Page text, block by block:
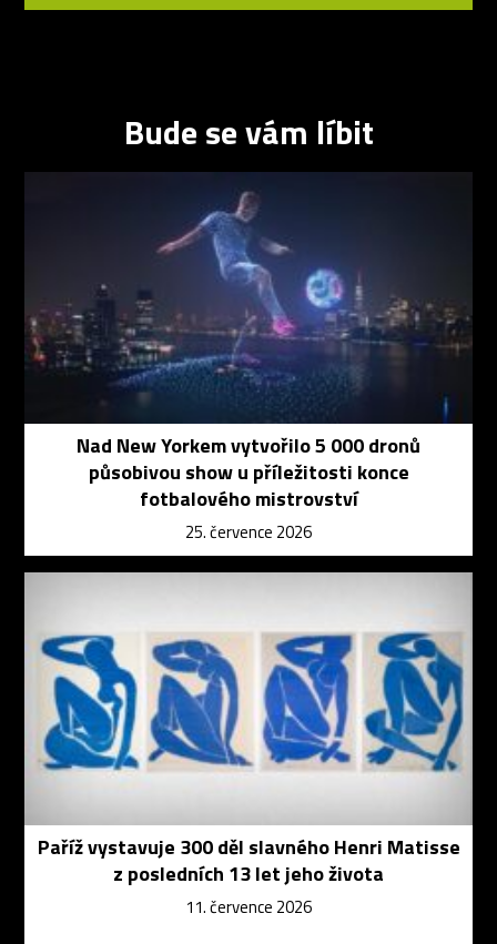
Bude se vám líbit
Nad New Yorkem vytvořilo 5 000 dronů
působivou show u příležitosti konce
fotbalového mistrovství
25. července 2026
Paříž vystavuje 300 děl slavného Henri Matisse
z posledních 13 let jeho života
11. července 2026